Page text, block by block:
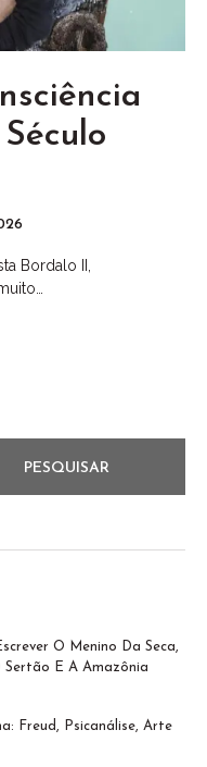
Bordalo II,
PESQUISAR
O Menino Da Seca,
Sertão E A Amazônia
Freud, Psicanálise, Arte